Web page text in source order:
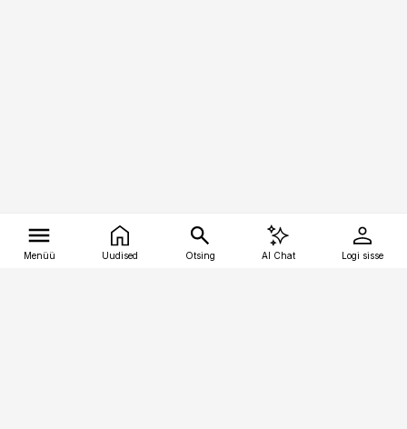
Menüü Uudised Otsing AI Chat Logi sisse